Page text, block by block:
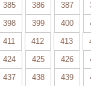
385 386 387
398 399 400
411 412 413
424 425 426
437 438 439